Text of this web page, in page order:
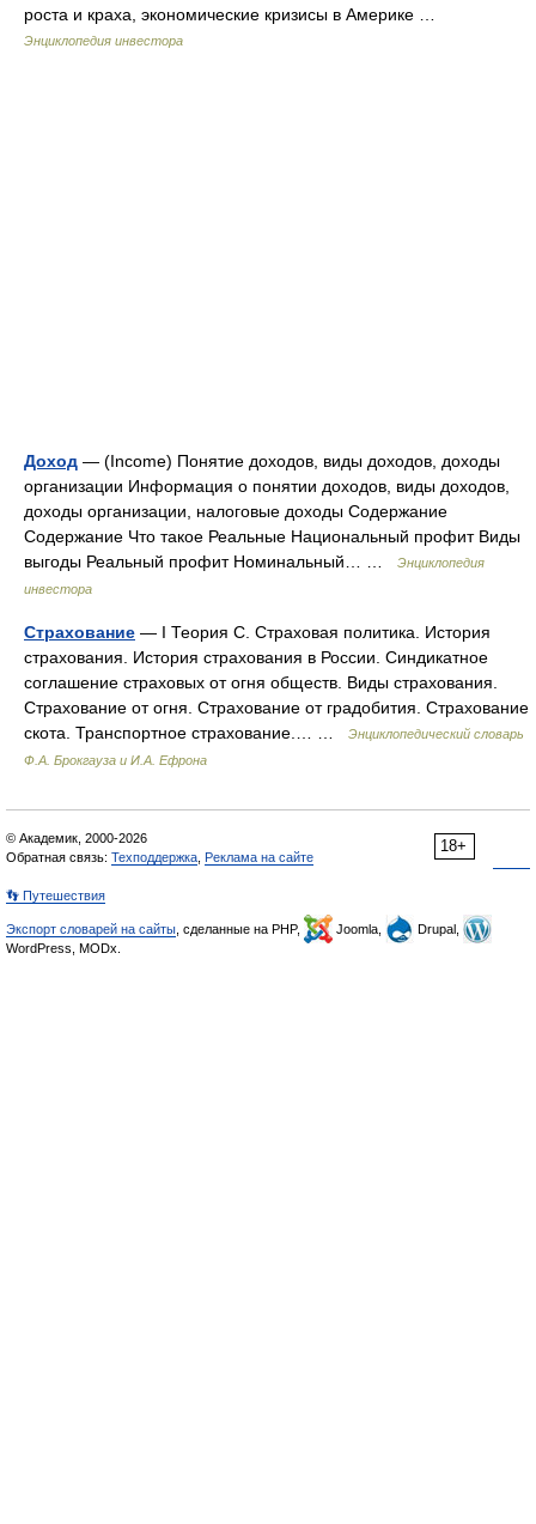
роста и краха, экономические кризисы в Америке …
Энциклопедия инвестора
Доход — (Income) Понятие доходов, виды доходов, доходы
организации Информация о понятии доходов, виды доходов,
доходы организации, налоговые доходы Содержание
Содержание Что такое Реальные Национальный профит Виды
выгоды Реальный профит Номинальный… …
Энциклопедия
инвестора
Страхование — I Теория С. Страховая политика. История
страхования. История страхования в России. Синдикатное
соглашение страховых от огня обществ. Виды страхования.
Страхование от огня. Страхование от градобития. Страхование
скота. Транспортное страхование.… …
Энциклопедический словарь
Ф.А. Брокгауза и И.А. Ефрона
18+
© Академик, 2000-2026
Обратная связь: Техподдержка Реклама на сайте
👣 Путешествия
Экспорт словарей на сайты , сделанные на PHP, Joomla,
Drupal,
WordPress, MODx.